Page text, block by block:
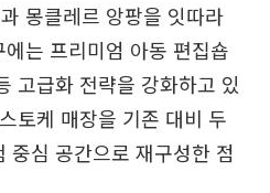
몽클레르 앙팡을 잇따라
는 프리미엄 아동 편집숍
고급화 전략을 강화하고 있
토케 매장을 기존 대비 두
중심 공간으로 재구성한 점